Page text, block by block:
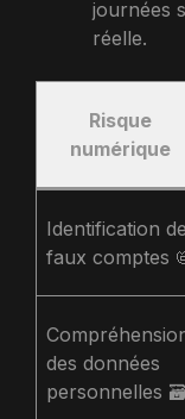
journées
réelle.
Risque
numérique
Identification de
faux comptes
des données
personnelles 🗃️